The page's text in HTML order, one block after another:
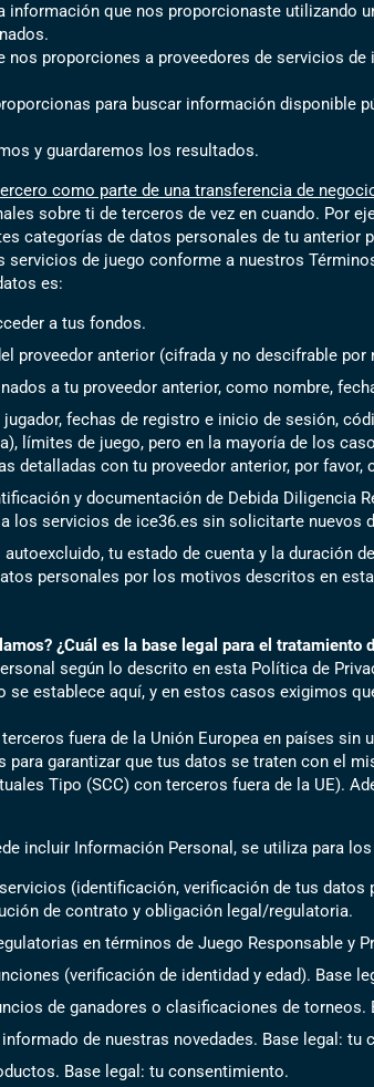
información que nos proporcionaste utilizando
nos proporciones a proveedores de servicios
para buscar información
y guardaremos los resultados.
como parte de una transferencia de
sobre ti de terceros de vez en cuando. Por
categorías de datos personales de tu
de juego conforme a nuestros
es:
a tus fondos.
proveedor anterior (cifrada y no descifrable
a tu proveedor anterior, como nombre,
fechas de registro e inicio de sesión,
límites de juego, pero en la mayoría de los
detalladas con tu proveedor anterior, por
y documentación de Debida
los servicios de ice36.es sin solicitarte nuevos
autoexcluido, tu estado de cuenta y la duración
personales por los motivos descritos en
¿Cuál es la base legal para el tratamiento
según lo descrito en esta Política de
se establece aquí, y en estos casos exigimos
fuera de la Unión Europea en países
garantizar que tus datos se traten con el
Tipo (SCC) con terceros fuera de la UE).
incluir Información Personal, se utiliza para
(identificación, verificación de tus
de contrato y obligación legal/regulatoria.
en términos de Juego Responsable y
(verificación de identidad y edad). Base
de ganadores o clasificaciones de
de nuestras novedades. Base legal: tu
Base legal: tu consentimiento.